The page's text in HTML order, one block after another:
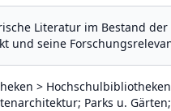
Literatur im Bestand
und seine
>
Parks u.